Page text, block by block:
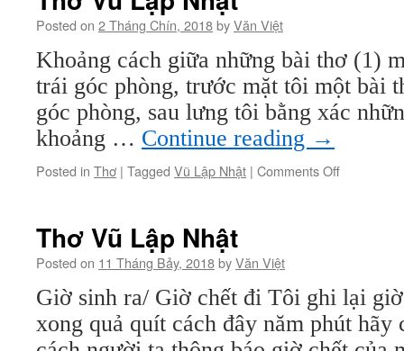
Posted on 2 Tháng Chín, 2018byVăn Việt
Khoảng cách giữa những bài thơ (1)
trái góc phòng, trước mặt tôi một bài
góc phòng, sau lưng tôi bằng xác
khoảng … Continue reading →
Posted in Thơ | Tagged Vũ Lập Nhật | Comments Offon
Thơ Vũ Lập Nhật
Posted on 11 Tháng Bảy, 2018byVăn Việt
Giờ sinh ra/ Giờ chết đi Tôi ghi lại
xong quả quít cách đây năm phút hãy